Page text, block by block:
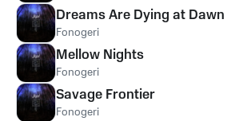
Dreams Are Dying at Dawn
Fonogeri
Mellow Nights
Fonogeri
Savage Frontier
Fonogeri